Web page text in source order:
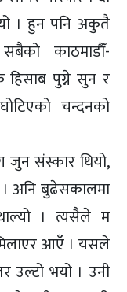
। हुन पनि अकुतै
काठमाडौँ-
हिसाब पुग्ने सुन र
चन्दनको
जुन संस्कार थियो,
। अनि बुढेसकालमा
। त्यसैले म
आएँ । यसले
उल्टो भयो । उनी